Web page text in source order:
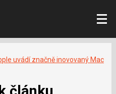
uvádí značně inovovaný Mac